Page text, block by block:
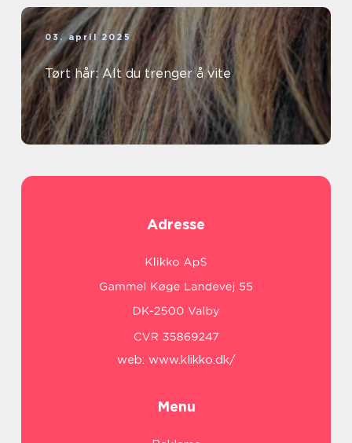
03. april 2025
Tørt hår: Alt du trenger å vite
Adresse
web: www.klikko.dk/
Menu